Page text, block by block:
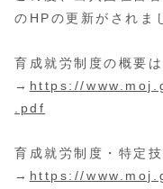
のHPの更新がされま
育成就労制度の概要
→ https://
.pdf
育成就労制度・特定
→ https://